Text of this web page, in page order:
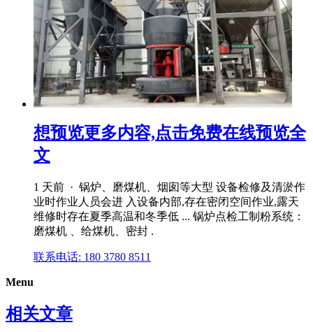
想预览更多内容,点击免费在线预览全
文
1 天前 · 锅炉、磨煤机、烟囱等大型 设备检修及清淤作
业时作业人员会进 入设备内部,存在密闭空间作业,露天
维修时存在夏季高温和冬季低 ... 锅炉点检工制粉系统：
磨煤机 、给煤机、密封 .
联系电话: 180 3780 8511
Menu
相关文章